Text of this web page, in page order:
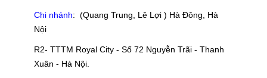
Chi nhánh: (Quang Trung, Lê Lợi ) Hà Đông, Hà
Nội
R2- TTTM Royal City - Số 72 Nguyễn Trãi - Thanh
Xuân - Hà Nội.